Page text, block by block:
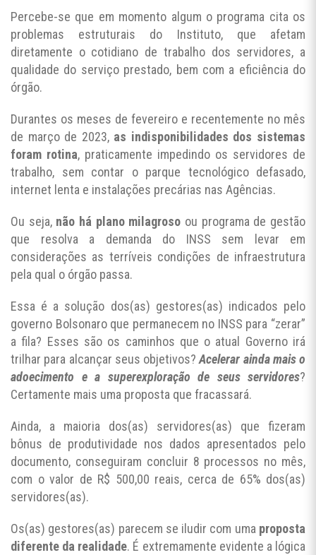
Percebe-se que em momento algum o programa cita os
problemas estruturais do Instituto, que afetam
diretamente o cotidiano de trabalho dos servidores, a
qualidade do serviço prestado, bem com a eficiência do
órgão.
Durantes os meses de fevereiro e recentemente no mês
de março de 2023, as indisponibilidades dos sistemas
foram rotina, praticamente impedindo os servidores de
trabalho, sem contar o parque tecnológico defasado,
internet lenta e instalações precárias nas Agências.
Ou seja, não há plano milagroso ou programa de gestão
que resolva a demanda do INSS sem levar em
considerações as terríveis condições de infraestrutura
pela qual o órgão passa.
Essa é a solução dos(as) gestores(as) indicados pelo
governo Bolsonaro que permanecem no INSS para “zerar”
a fila? Esses são os caminhos que o atual Governo irá
trilhar para alcançar seus objetivos?Acelerar ainda mais o
adoecimento e a superexploração de seus servidores?
Certamente mais uma proposta que fracassará.
Ainda, a maioria dos(as) servidores(as) que fizeram
bônus de produtividade nos dados apresentados pelo
documento, conseguiram concluir 8 processos no mês,
com o valor de R$ 500,00 reais, cerca de 65% dos(as)
servidores(as).
Os(as) gestores(as) parecem se iludir com uma proposta
diferente da realidade. É extremamente evidente a lógica